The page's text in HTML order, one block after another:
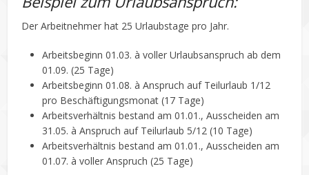
Der Arbeitnehmer hat 25 Urlaubstage pro Jahr.
Arbeitsbeginn 01.03. à voller Urlaubsanspruch ab dem
01.09. (25 Tage)
Arbeitsbeginn 01.08. à Anspruch auf Teilurlaub 1/12
pro Beschäftigungsmonat (17 Tage)
Arbeitsverhältnis bestand am 01.01., Ausscheiden am
31.05. à Anspruch auf Teilurlaub 5/12 (10 Tage)
Arbeitsverhältnis bestand am 01.01., Ausscheiden am
01.07. à voller Anspruch (25 Tage)